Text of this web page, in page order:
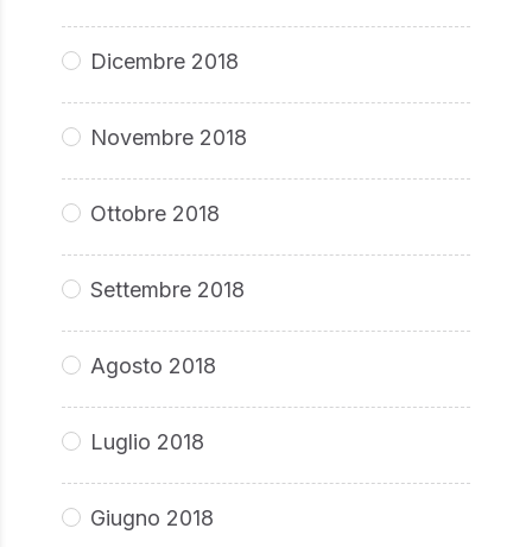
Dicembre 2018
Novembre 2018
Ottobre 2018
Settembre 2018
Agosto 2018
Luglio 2018
Giugno 2018